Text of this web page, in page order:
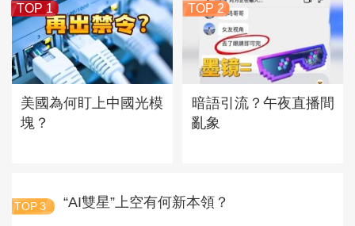
TOP 1
美國為何盯上中國光模
塊？
TOP 2
暗語引流？午夜直播間
亂象
TOP 3 “AI雙星”上空有何新本領？